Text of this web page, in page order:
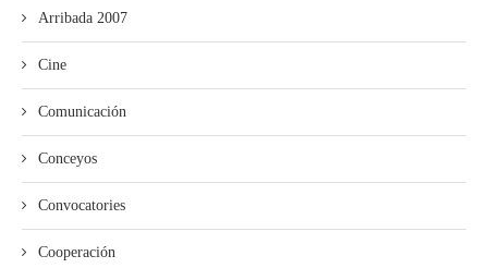
Arribada 2007
Cine
Comunicación
Conceyos
Convocatories
Cooperación